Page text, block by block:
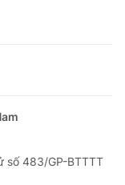
số 483/GP-BTTTT